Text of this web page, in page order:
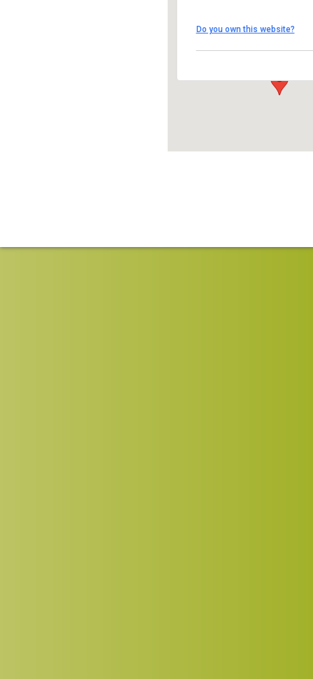
- - Saint-Pierre-lès-
Détails
Do you own this website?